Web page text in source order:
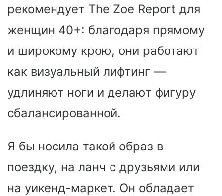
рекомендует The Zoe Report для
женщин 40+: благодаря прямому
и широкому крою, они работают
как визуальный лифтинг —
удлиняют ноги и делают фигуру
сбалансированной.
Я бы носила такой образ в
поездку, на ланч с друзьями или
на уикенд-маркет. Он обладает